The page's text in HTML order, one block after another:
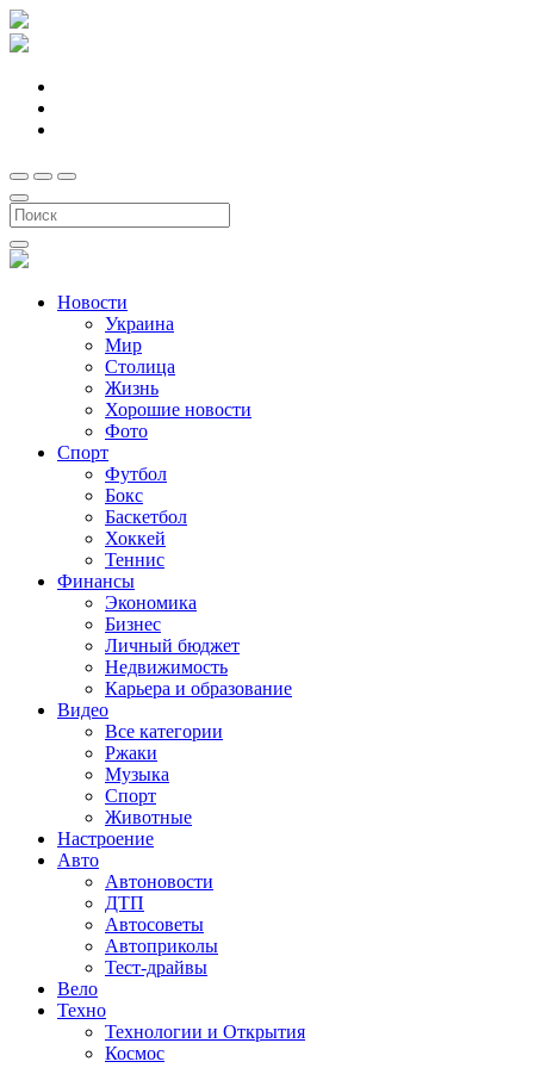
Новости
Украина
Мир
Столица
Жизнь
Хорошие новости
Фото
Спорт
Футбол
Бокс
Баскетбол
Хоккей
Теннис
Финансы
Экономика
Бизнес
Личный бюджет
Недвижимость
Карьера и образование
Видео
Все категории
Ржаки
Музыка
Спорт
Животные
Настроение
Авто
Автоновости
ДТП
Автосоветы
Автоприколы
Тест-драйвы
Вело
Техно
Технологии и Открытия
Космос